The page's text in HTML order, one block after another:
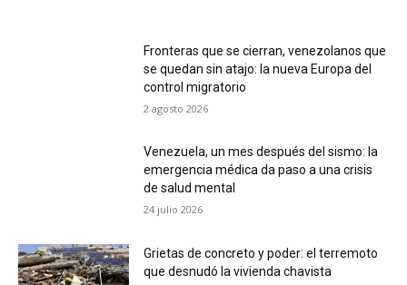
Fronteras que se cierran, venezolanos que
se quedan sin atajo: la nueva Europa del
control migratorio
2 agosto 2026
Venezuela, un mes después del sismo: la
emergencia médica da paso a una crisis
de salud mental
24 julio 2026
Grietas de concreto y poder: el terremoto
que desnudó la vivienda chavista